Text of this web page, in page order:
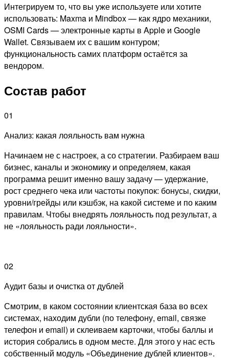
Интегрируем то, что вы уже используете или хотите
использовать: Maxma и Mindbox — как ядро механики,
OSMI Cards — электронные карты в Apple и Google
Wallet. Связываем их с вашим контуром;
функциональность самих платформ остаётся за
вендором.
Состав работ
01
Анализ: какая лояльность вам нужна
Начинаем не с настроек, а со стратегии. Разбираем ваш
бизнес, каналы и экономику и определяем, какая
программа решит именно вашу задачу — удержание,
рост среднего чека или частоты покупок: бонусы, скидки,
уровни/грейды или кэшбэк, на какой системе и по каким
правилам. Чтобы внедрять лояльность под результат, а
не «лояльность ради лояльности».
02
Аудит базы и очистка от дублей
Смотрим, в каком состоянии клиентская база во всех
системах, находим дубли (по телефону, email, связке
телефон и email) и склеиваем карточки, чтобы баллы и
история собрались в одном месте. Для этого у нас есть
собственный модуль «Объединение дублей клиентов».